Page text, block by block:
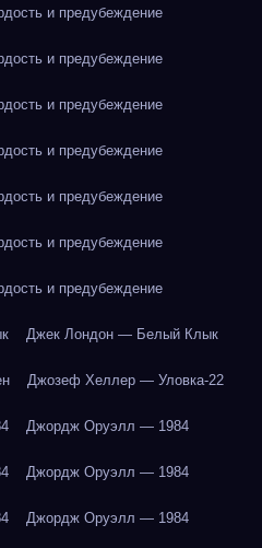
и предубеждение
и предубеждение
и предубеждение
и предубеждение
и предубеждение
и предубеждение
и предубеждение
Джек Лондон — Белый Клык
Джозеф Хеллер — Уловка-22
Джордж Оруэлл — 1984
Джордж Оруэлл — 1984
Джордж Оруэлл — 1984